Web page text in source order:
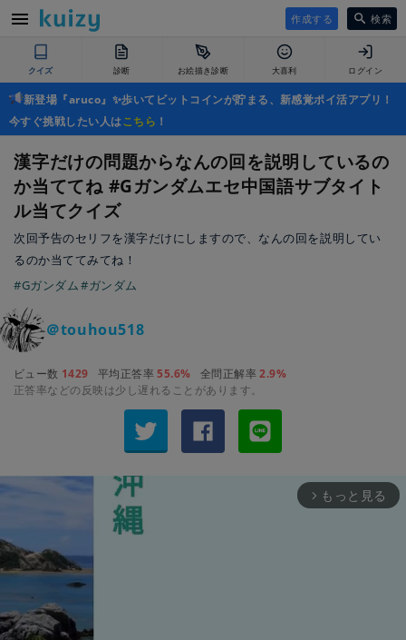
作成する 検索
クイズ 診断 お絵描き診断 大喜利 ログイン
新登場『aruco』✨歩いてビットコインが貯まる、新感覚ポイ活アプリ！
今すぐ挑戦したい人はこちら ！
漢字だけの問題からなんの回を説明しているの
か当ててね #Gガンダムエセ中国語サブタイト
ル当てクイズ
次回予告のセリフを漢字だけにしますので、なんの回を説明してい
るのか当ててみてね！
#Gガンダム#ガンダム
＠touhou518
ビュー数 1429 平均正答率55.6% 全問正解率2.9%
正答率などの反映は少し遅れることがあります。
arrow_forward_ios もっと見る